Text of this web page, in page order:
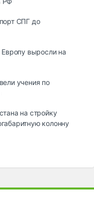
СПГ до
Европу выросли на
учения по
на стройку
колонну